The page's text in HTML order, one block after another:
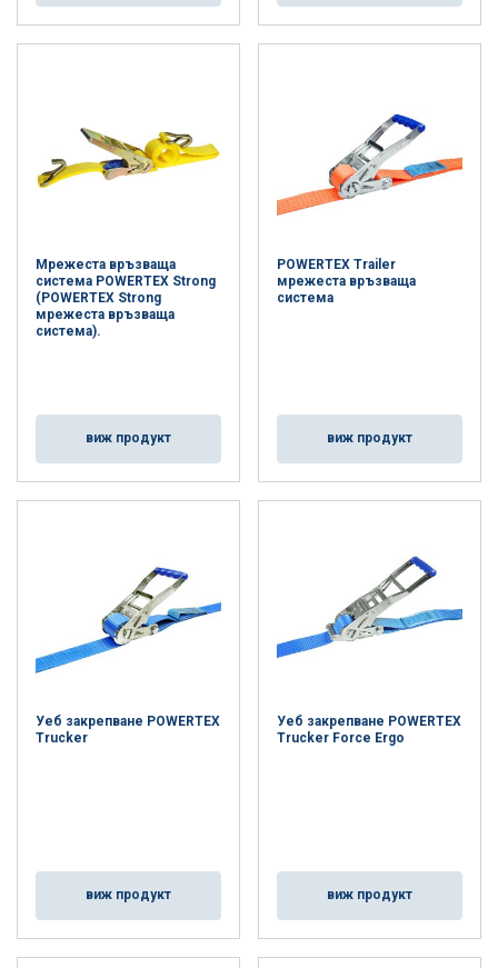
Мрежеста връзваща
система POWERTEX Strong
(POWERTEX Strong
мрежеста връзваща
система).
виж продукт
POWERTEX Trailer
мрежеста връзваща
система
виж продукт
Уеб закрепване POWERTEX
Trucker
виж продукт
Уеб закрепване POWERTEX
Trucker Force Ergo
виж продукт